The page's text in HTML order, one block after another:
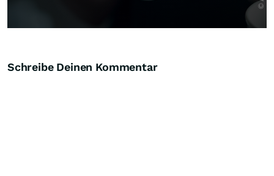
Schreibe Deinen Kommentar